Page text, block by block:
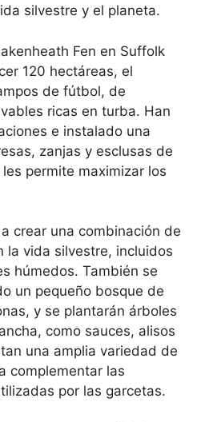
silvestre y el planeta.
Fen en Suffolk
120 hectáreas, el
de fútbol, ​​de
ricas en turba. Han
e instalado una
zanjas y esclusas de
permite maximizar los
crear una combinación de
la vida silvestre, incluidos
húmedos. También se
un pequeño bosque de
y se plantarán árboles
como sauces, alisos
una amplia variedad de
complementar las
por las garcetas.